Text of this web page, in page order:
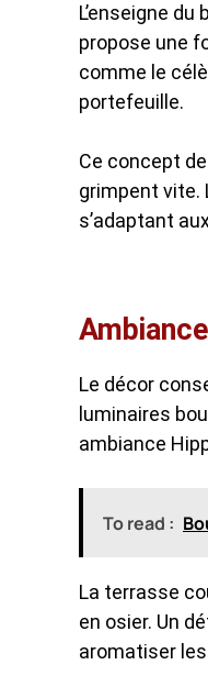
L’enseigne
propose une
comme le
portefeuille.
Ce concept
grimpent vite.
s’adaptant
Le décor
luminaires
ambiance
To read :
La terrasse
en osier. Un
aromatiser